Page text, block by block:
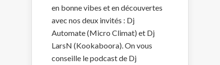
en bonne vibes et en découvertes
avec nos deux invités : Dj
Automate (Micro Climat) et Dj
LarsN (Kookaboora). On vous
conseille le podcast de Dj